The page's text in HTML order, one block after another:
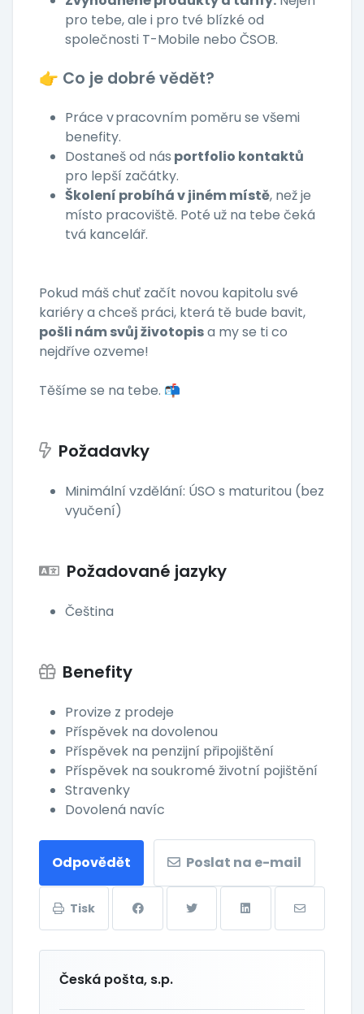
pro tebe, ale i pro tvé blízké od
společnosti T-Mobile nebo ČSOB.
👉 Co je dobré vědět?
Práce v pracovním poměru se všemi
benefity.
Dostaneš od nás portfolio kontaktů
pro lepší začátky.
Školení probíhá v jiném místě, než je
místo pracoviště. Poté už na tebe čeká
tvá kancelář.
Pokud máš chuť začít novou kapitolu své
kariéry a chceš práci, která tě bude bavit,
pošli nám svůj životopisa my se ti co
nejdříve ozveme!
Těšíme se na tebe. 📬
Požadavky
Minimální vzdělání: ÚSO s maturitou (bez
vyučení)
Požadované jazyky
Čeština
Benefity
Provize z prodeje
Příspěvek na dovolenou
Příspěvek na penzijní připojištění
Příspěvek na soukromé životní pojištění
Stravenky
Dovolená navíc
Odpovědět Poslat na e-mail
Tisk
Česká pošta, s.p.